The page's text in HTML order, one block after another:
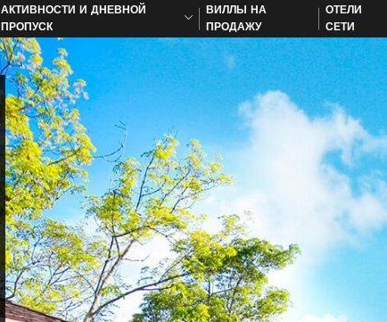
АКТИВНОСТИ И ДНЕВНОЙ
ПРОПУСК
ВИЛЛЫ НА
ПРОДАЖУ
ОТЕЛИ
СЕТИ